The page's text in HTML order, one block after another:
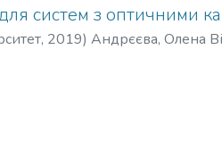
систем з оптичними
, 2019) Андрєєва, Олена